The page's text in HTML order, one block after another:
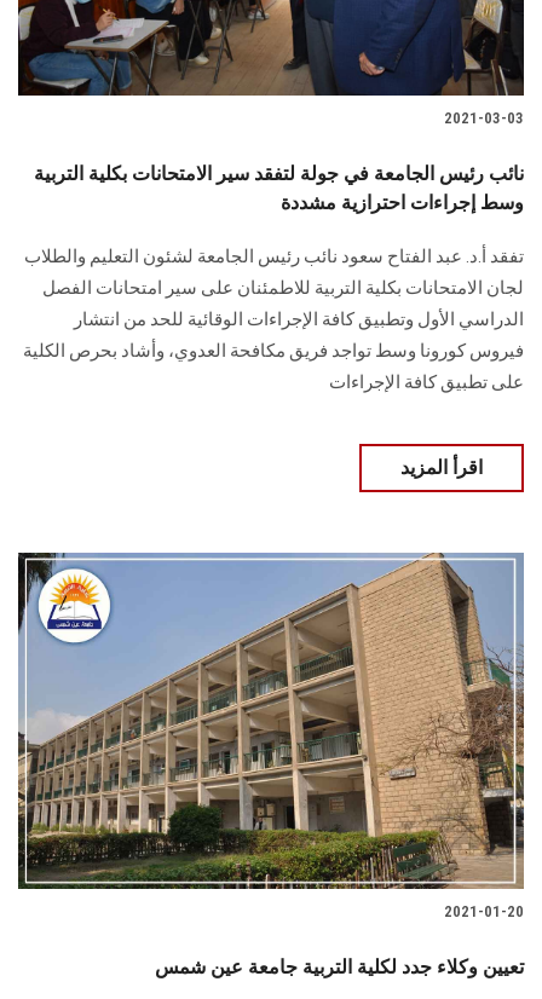
2021-03-03
نائب رئيس الجامعة في جولة لتفقد سير الامتحانات بكلية التربية
وسط إجراءات احترازية مشددة
تفقد أ.د. عبد الفتاح سعود نائب رئيس الجامعة لشئون التعليم والطلاب
لجان الامتحانات بكلية التربية للاطمئنان على سير امتحانات الفصل
الدراسي الأول وتطبيق كافة الإجراءات الوقائية للحد من انتشار
فيروس كورونا وسط تواجد فريق مكافحة العدوي، وأشاد بحرص الكلية
على تطبيق كافة الإجراءات
اقرأ المزيد
2021-01-20
تعيين وكلاء جدد لكلية التربية جامعة عين شمس